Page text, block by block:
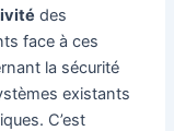
des
face à ces
la sécurité
existants
C’est